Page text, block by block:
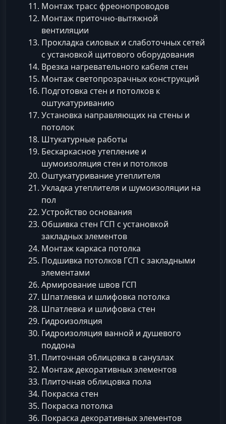
Монтаж трасс фреонопроводов
Монтаж приточно-вытяжной
вентиляции
Прокладка силовых и слаботочных сетей
с установкой щитового оборудования
Врезка нагревательного кабеля стен
Монтаж светопрозрачных конструкций
Подготовка стен и потолков к
оштукатуриванию
Установка направляющих на стены и
потолок
Штукатурные работы
Бескаркасное утепление и
шумоизоляция стен и потолков
Оштукатуривание утеплителя
Укладка утеплителя и шумоизоляции на
пол
Устройство основания
Обшивка стен ГСП с установкой
закладных элементов
Монтаж каркаса потолка
Подшивка потолков ГСП с закладными
элементами
Армирование швов ГСП
Шпатлевка и шлифовка потолка
Шпатлевка и шлифовка стен
Гидроизоляция
Гидроизоляция ванной и душевого
поддона
Плиточная облицовка в санузлах
Монтаж декоративных элементов
Плиточная облицовка пола
Покраска стен
Покраска потолка
Покраска декоративных элементов